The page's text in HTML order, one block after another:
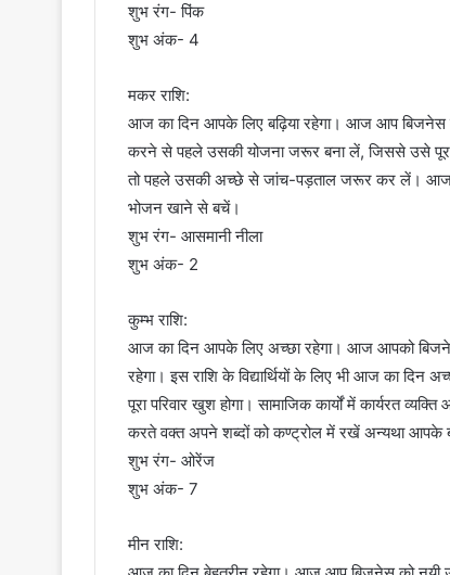
शुभ रंग- पिंक
शुभ अंक- 4
मकर राशि:
आज का दिन आपके लिए बढ़िया रहेगा। आज आप बिजनेस
करने से पहले उसकी योजना जरूर बना लें, जिससे उसे
तो पहले उसकी अच्छे से जांच-पड़ताल जरूर कर लें। आज
भोजन खाने से बचें।
शुभ रंग- आसमानी नीला
शुभ अंक- 2
कुम्भ राशि:
आज का दिन आपके लिए अच्छा रहेगा। आज आपको
रहेगा। इस राशि के विद्यार्थियों के लिए भी आज का
पूरा परिवार खुश होगा। सामाजिक कार्यों में कार्यरत
करते वक्त अपने शब्दों को कण्ट्रोल में रखें अन्यथा आपके
शुभ रंग- ओरेंज
शुभ अंक- 7
मीन राशि: